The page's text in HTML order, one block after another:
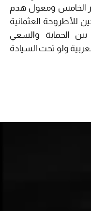
الخامس ومعول هدم
للأطروحة العثمانية
بين الحماية والسعي
ولو تحت السيادة